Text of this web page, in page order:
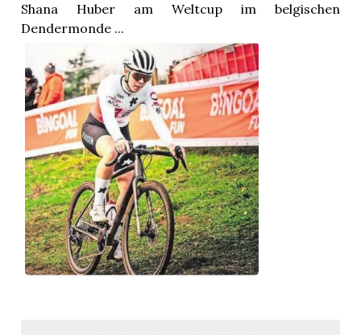
Shana Huber am Weltcup im belgischen
Dendermonde ...